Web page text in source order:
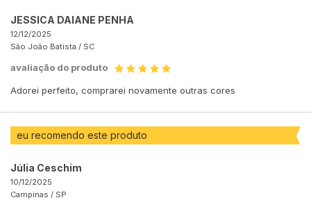
JESSICA DAIANE PENHA
12/12/2025
São João Batista / SC
avaliação do produto
Adorei perfeito, comprarei novamente outras cores
eu recomendo este produto
Júlia Ceschim
10/12/2025
Campinas / SP